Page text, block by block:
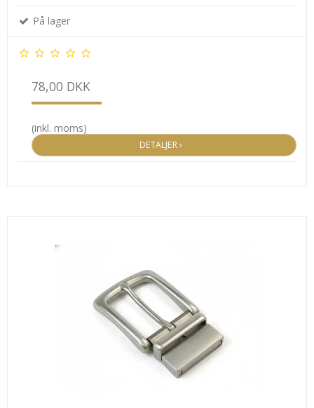
På lager
78,00 DKK
(inkl. moms)
DETALJER ›